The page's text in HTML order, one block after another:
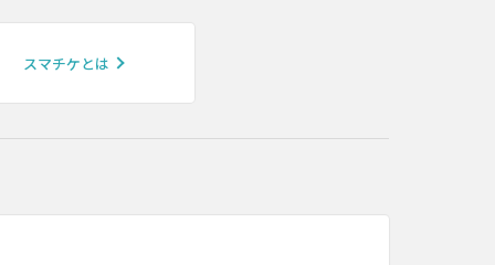
スマチケとは